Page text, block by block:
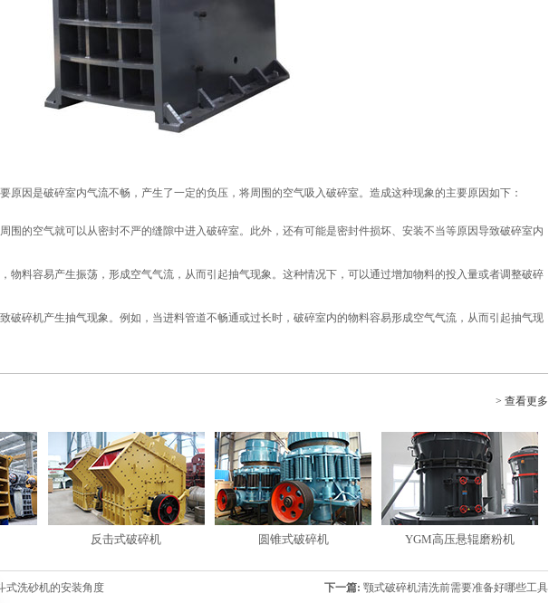
原因是破碎室内气流不畅，产生了一定的负压，将周围的空气吸入破碎室。造成这种现象的主要原因如下：
围的空气就可以从密封不严的缝隙中进入破碎室。此外，还有可能是密封件损坏、安装不当等原因导致破碎室内
物料容易产生振荡，形成空气气流，从而引起抽气现象。这种情况下，可以通过增加物料的投入量或者调整破碎
破碎机产生抽气现象。例如，当进料管道不畅通或过长时，破碎室内的物料容易形成空气气流，从而引起抽气现
> 查看更多
反击式破碎机 圆锥式破碎机 YGM高压悬辊磨粉机
式洗砂机的安装角度 下一篇: 颚式破碎机清洗前需要准备好哪些工具